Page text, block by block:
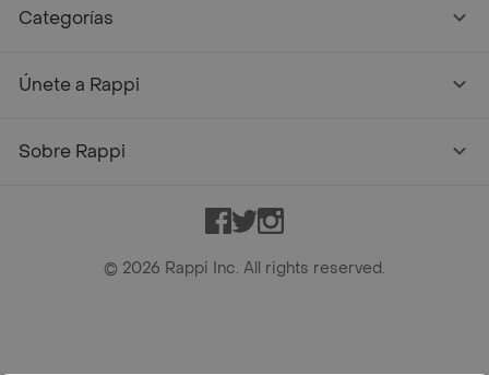
Categorías
Únete a Rappi
Sobre Rappi
Facebook
TwitterInstagram
© 2026 Rappi Inc. All rights reserved.